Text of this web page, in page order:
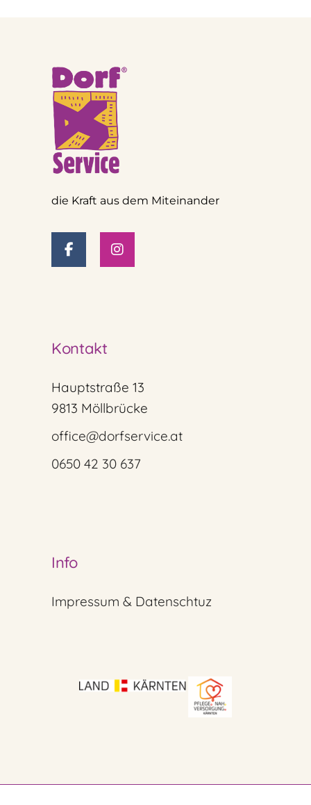
die Kraft aus dem Miteinander
Kontakt
Hauptstraße 13
9813 Möllbrücke
office@dorfservice.at
0650 42 30 637
Info
Impressum & Datenschtuz